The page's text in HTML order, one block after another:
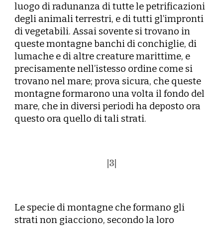
luogo di radunanza di tutte le petrificazioni
degli animali terrestri, e di tutti gl’impronti
di vegetabili. Assai sovente si trovano in
queste montagne banchi di conchiglie, di
lumache e di altre creature marittime, e
precisamente nell’istesso ordine come si
trovano nel mare; prova sicura, che queste
montagne formarono una volta il fondo del
mare, che in diversi periodi ha deposto ora
questo ora quello di tali strati.
3
Le specie di montagne che formano gli
strati non giacciono, secondo la loro